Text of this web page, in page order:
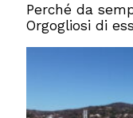
Perché da
Orgogliosi di